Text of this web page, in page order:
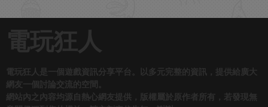
電玩狂人
電玩狂人是一個遊戲資訊分享平台。以多元完整的資訊，提供給廣大
網友一個討論交流的空間。
網站內之內容均源自熱心網友提供，版權屬於原作者所有，若發現無